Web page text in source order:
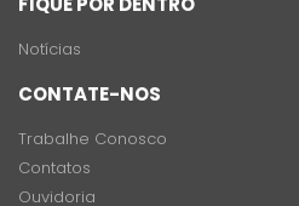
Notícias
CONTATE-NOS
Trabalhe Conosco
Contatos
Ouvidoria